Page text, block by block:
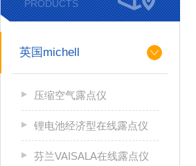
PRODUCTS
英国michell
压缩空气露点仪
锂电池经济型在线露点仪
芬兰VAISALA在线露点仪